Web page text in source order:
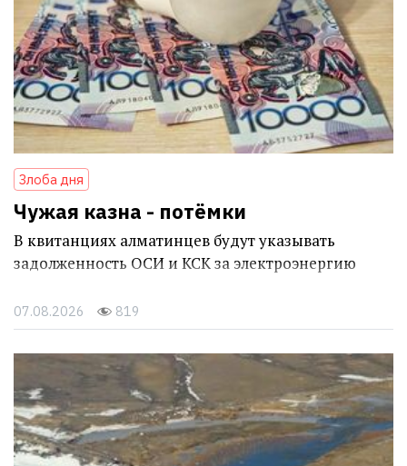
Злоба дня
Чужая казна - потёмки
В квитанциях алматинцев будут указывать
задолженность ОСИ и КСК за электроэнергию
07.08.2026 819